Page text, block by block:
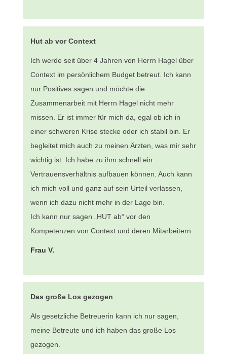
Frau V.
Hut ab vor Context
Ich werde seit über 4 Jahren von Herrn Hagel über
Context im persönlichem Budget betreut. Ich kann
nur Positives sagen und möchte die
Zusammenarbeit mit Herrn Hagel nicht mehr
missen. Er ist immer für mich da, egal ob ich in
einer schweren Krise stecke oder ich stabil bin. Er
begleitet mich auch zu meinen Ärzten, was mir sehr
wichtig ist. Ich habe zu ihm schnell ein
Vertrauensverhältnis aufbauen können. Auch kann
ich mich voll und ganz auf sein Urteil verlassen,
wenn ich dazu nicht mehr in der Lage bin.
Ich kann nur sagen „HUT ab“ vor den
Kompetenzen von Context und deren Mitarbeitern.
Das große Los gezogen
Als gesetzliche Betreuerin kann ich nur sagen,
meine Betreute und ich haben das große Los
gezogen.